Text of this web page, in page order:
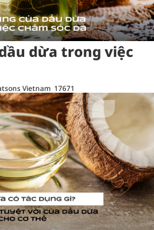
dừa trong việc
Vietnam 17671